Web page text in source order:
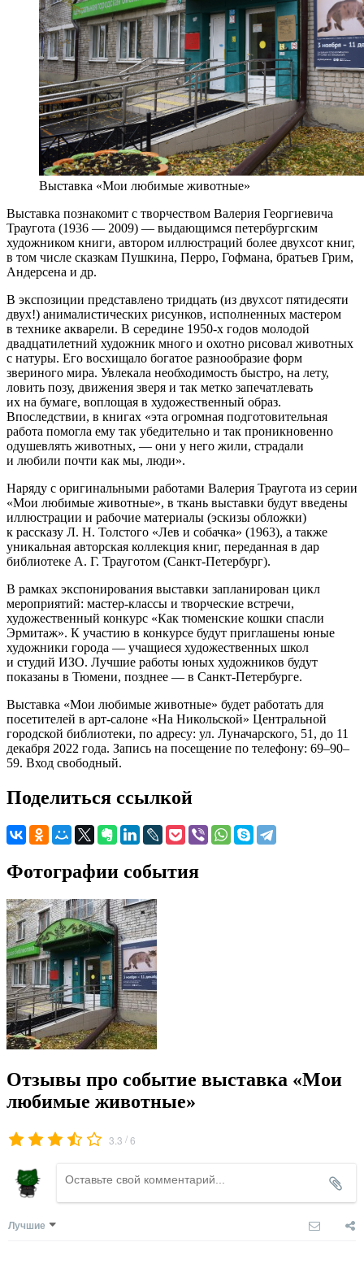
Выставка «Мои любимые животные»
Выставка познакомит с творчеством Валерия Георгиевича
Траугота (1936 — 2009) — выдающимся петербургским
художником книги, автором иллюстраций более двухсот книг,
в том числе сказкам Пушкина, Перро, Гофмана, братьев Грим,
Андерсена и др.
В экспозиции представлено тридцать (из двухсот пятидесяти
двух!) анималистических рисунков, исполненных мастером
в технике акварели. В середине 1950-х годов молодой
двадцатилетний художник много и охотно рисовал животных
с натуры. Его восхищало богатое разнообразие форм
звериного мира. Увлекала необходимость быстро, на лету,
ловить позу, движения зверя и так метко запечатлевать
их на бумаге, воплощая в художественный образ.
Впоследствии, в книгах «эта огромная подготовительная
работа помогла ему так убедительно и так проникновенно
одушевлять животных, — они у него жили, страдали
и любили почти как мы, люди».
Наряду с оригинальными работами Валерия Траугота из серии
«Мои любимые животные», в ткань выставки будут введены
иллюстрации и рабочие материалы (эскизы обложки)
к рассказу Л. Н. Толстого «Лев и собачка» (1963), а также
уникальная авторская коллекция книг, переданная в дар
библиотеке А. Г. Трауготом (Санкт-Петербург).
В рамках экспонирования выставки запланирован цикл
мероприятий: мастер-классы и творческие встречи,
художественный конкурс «Как тюменские кошки спасли
Эрмитаж». К участию в конкурсе будут приглашены юные
художники города — учащиеся художественных школ
и студий ИЗО. Лучшие работы юных художников будут
показаны в Тюмени, позднее — в Санкт-Петербурге.
Выставка «Мои любимые животные» будет работать для
посетителей в арт-салоне «На Никольской» Центральной
городской библиотеки, по адресу: ул. Луначарского, 51, до 11
декабря 2022 года. Запись на посещение по телефону: 69–90–
59. Вход свободный.
Поделиться ссылкой
Фотографии события
Отзывы про событие выставка «Мои
любимые животные»
3.3 /6
Лучшие